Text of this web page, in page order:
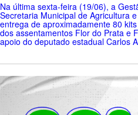
Na última sexta-feira (19/06), a
Secretaria Municipal de Agricultura
entrega de aproximadamente 80
dos assentamentos Flor do Prata e
apoio do deputado estadual Carlos